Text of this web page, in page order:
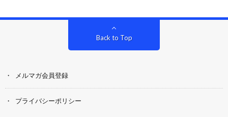
Back to Top
メルマガ会員登録
プライバシーポリシー